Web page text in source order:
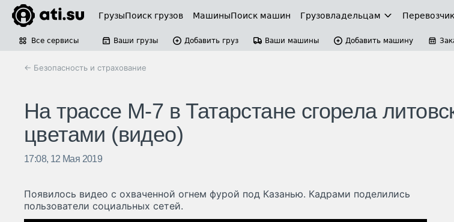
ГрузыПоиск грузов МашиныПоиск машин Грузовладельцам
Все сервисы Ваши грузы Добавить груз Ваши машины Добавить машину
← Безопасность и страхование
На трассе М-7 в Татарстане сгорела
цветами (видео)
17:08, 12 Мая 2019
Появилось видео с охваченной огнем фурой под Казанью. Кадрами поделились
пользователи социальных сетей.